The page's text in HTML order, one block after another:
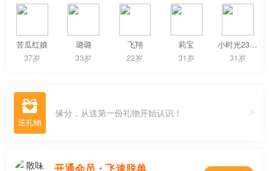
苦瓜红娘
37岁
璐璐
33岁
飞翔
22岁
莉宝
31岁
小时光231023
31岁
 缘分，从送第一份礼物开始认识！